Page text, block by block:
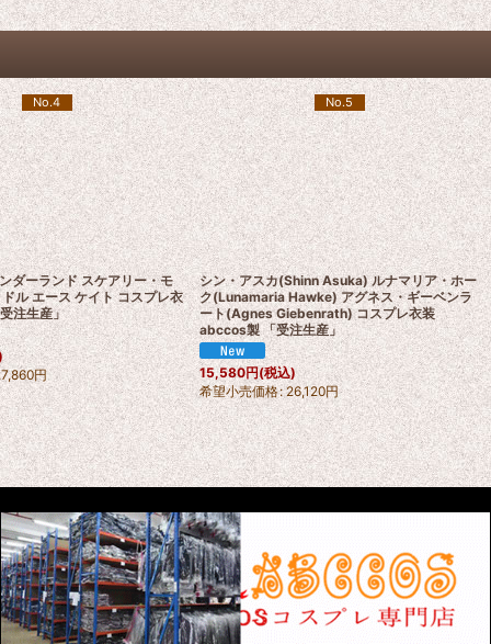
No.4
ダーランド スケアリー・モ
ル エース ケイト コスプレ衣
注生産」
円
No.5
シン・アスカ(Shinn Asuka) ルナマリア・ホー
ク(Lunamaria Hawke) アグネス・ギーベンラ
ート(Agnes Giebenrath) コスプレ衣装
abccos製 「受注生産」
15,580円(税込)
希望小売価格: 26,120円